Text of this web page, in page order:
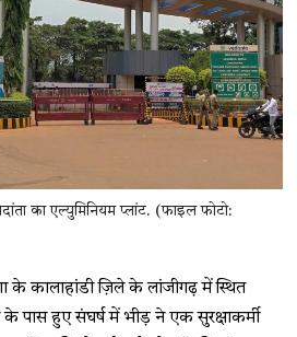
का एल्युमिनियम प्लांट. (फाइल फोटो:
के कालाहांडी ज़िले के लांजीगढ़ में स्थित
के पास हुए संघर्ष में भीड़ ने एक सुरक्षाकर्मी